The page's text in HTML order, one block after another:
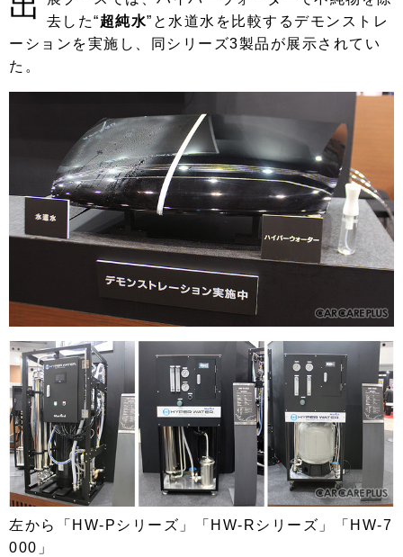
去した“超純水”と水道水を比較するデモンストレ
ーションを実施し、同シリーズ3製品が展示されてい
た。
左から「HW-Pシリーズ」「HW-Rシリーズ」「HW-7
000」